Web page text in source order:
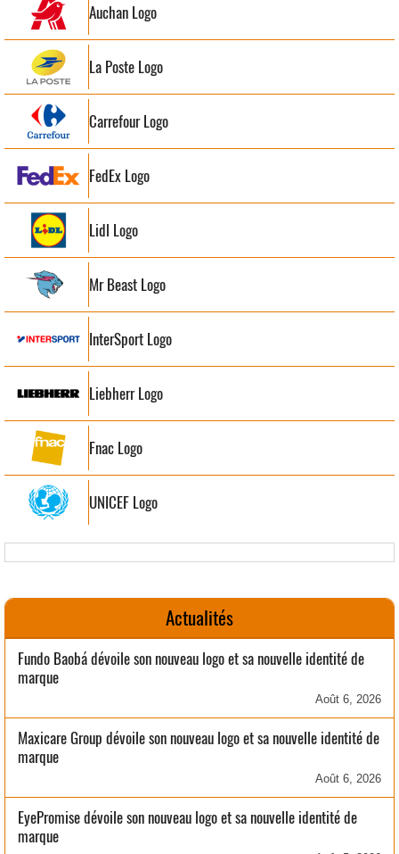
Auchan Logo
La Poste Logo
Carrefour Logo
FedEx Logo
Lidl Logo
Mr Beast Logo
InterSport Logo
Liebherr Logo
Fnac Logo
UNICEF Logo
Actualités
Fundo Baobá dévoile son nouveau logo et sa nouvelle identité de
marque
Août 6, 2026
Maxicare Group dévoile son nouveau logo et sa nouvelle identité de
marque
Août 6, 2026
EyePromise dévoile son nouveau logo et sa nouvelle identité de
marque